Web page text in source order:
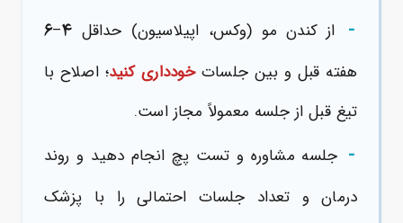
- از کندن مو (وکس، اپیلاسیون) حداقل ۴–۶
هفته قبل و بین جلساتخودداری کنید؛ اصلاح با
تیغ قبل از جلسه معمولاً مجاز است.
- جلسه مشاوره و تست پچ انجام دهید و روند
درمان و تعداد جلسات احتمالی را با پزشک